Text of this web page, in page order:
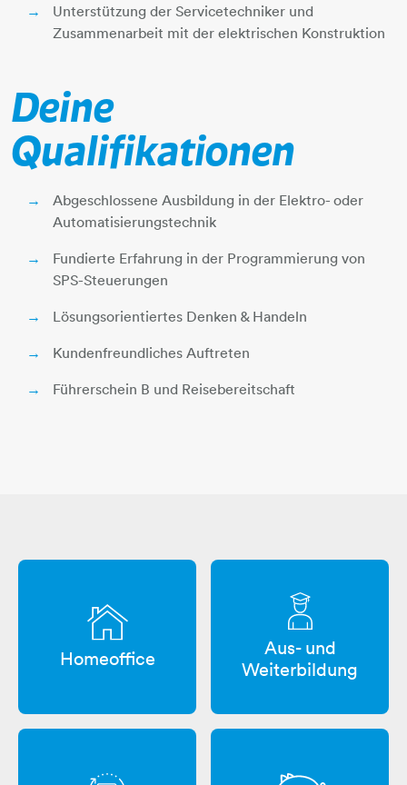
Unterstützung der Servicetechniker und
Zusammenarbeit mit der elektrischen Konstruktion
Deine
Qualifikationen
Abgeschlossene Ausbildung in der Elektro- oder
Automatisierungstechnik
Fundierte Erfahrung in der Programmierung von
SPS-Steuerungen
Lösungsorientiertes Denken & Handeln
Kundenfreundliches Auftreten
Führerschein B und Reisebereitschaft
Homeoffice
Aus- und
Weiterbildung